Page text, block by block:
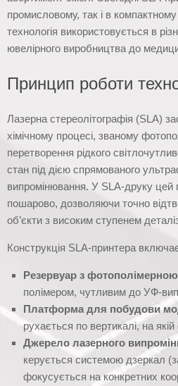
промисловому, так і в
технологія використовується в
ювелірного виробництва до
Принцип роботи
Лазерна стереолітографія (SLA)
хімічному процесі, званому
перетворення рідкого
стан під дією спрямованого
випромінювання. У SLA-друку цей
пошарово, дозволяючи точно
об’єкти з високим ступенем
Конструкція SLA-принтера
Резервуар з
полімером, чутливим до УФ-
Платформа для побудови
рухається по вертикалі, на
Джерело лазерного
керується системою дзеркал
фокусується на конкретних